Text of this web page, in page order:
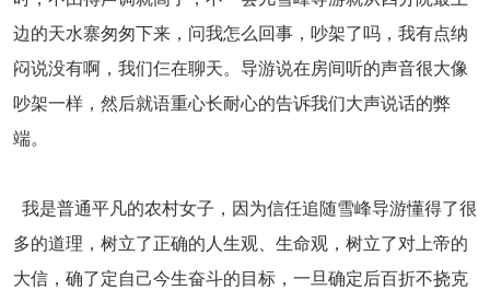
边的天水寨匆匆下来，问我怎么回事，吵架了吗，我有点纳
闷说没有啊，我们仨在聊天。导游说在房间听的声音很大像
吵架一样，然后就语重心长耐心的告诉我们大声说话的弊
端。
我是普通平凡的农村女子，因为信任追随雪峰导游懂得了很
多的道理，树立了正确的人生观、生命观，树立了对上帝的
大信，确了定自己今生奋斗的目标，一旦确定后百折不挠克